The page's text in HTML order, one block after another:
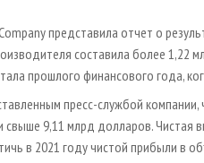
представила отчет о
составила более 1,22
прошлого финансового года,
пресс-службой
свыше 9,11 млрд долларов.
в 2021 году чистой прибыли в